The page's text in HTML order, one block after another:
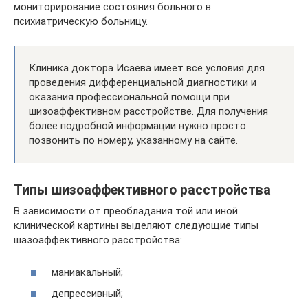
мониторирование состояния больного в
психиатрическую больницу.
Клиника доктора Исаева имеет все условия для
проведения дифференциальной диагностики и
оказания профессиональной помощи при
шизоаффективном расстройстве. Для получения
более подробной информации нужно просто
позвонить по номеру, указанному на сайте.
Типы шизоаффективного расстройства
В зависимости от преобладания той или иной
клинической картины выделяют следующие типы
шазоаффективного расстройства:
маниакальный;
депрессивный;